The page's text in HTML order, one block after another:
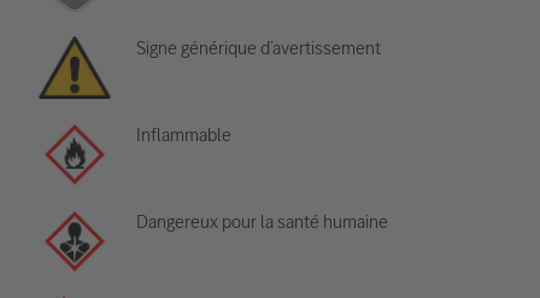
Signe générique d’avertissement
Inflammable
Dangereux pour la santé humaine